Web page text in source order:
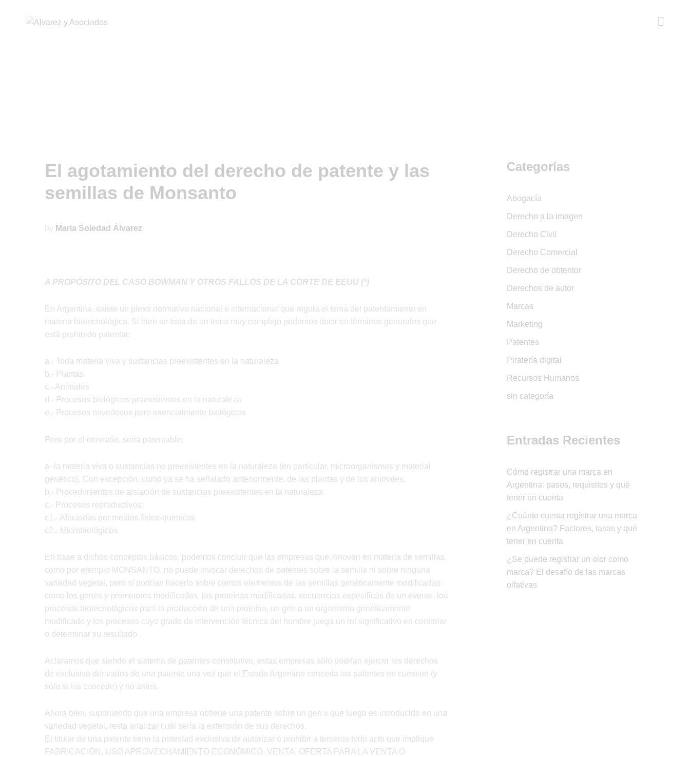
El agotamiento del derecho de patente y las
semillas de Monsanto
Maria Soledad Álvarez
A PROPÓSITO DEL CASO BOWMAN Y OTROS FALLOS DE LA CORTE DE EEUU (*)
En Argentina, existe un plexo normativo nacional e internacional que regula el tema del patentamiento en
materia biotecnológica. Si bien se trata de un tema muy complejo podemos decir en términos generales que
está prohibido patentar:
a.- Toda materia viva y sustancias preexistentes en la naturaleza
b.- Plantas
c.- Animales
d.- Procesos biológicos preexistentes en la naturaleza
e.- Procesos novedosos pero esencialmente biológicos
Pero por el contrario, sería patentable:
a- la materia viva o sustancias no preexistentes en la naturaleza (en particular, microorganismos y material
genético). Con excepción, como ya se ha señalado anteriormente, de las plantas y de los animales.
b.- Procedimientos de aislación de sustancias preexistentes en la naturaleza
c.- Procesos reproductivos:
c1.- Afectados por medios físico-químicos
c2.- Microbiológicos
En base a dichos conceptos básicos, podemos concluir que las empresas que innovan en materia de semillas,
como por ejemplo MONSANTO, no puede invocar derechos de patentes sobre la semilla ni sobre ninguna
variedad vegetal, pero sí podrían hacerlo sobre ciertos elementos de las semillas genéticamente modificadas
como los genes y promotores modificados, las proteínas modificadas, secuencias específicas de un evento, los
procesos biotecnológicos para la producción de una proteína, un gen o un organismo genéticamente
modificado y los procesos cuyo grado de intervención técnica del hombre juega un rol significativo en controlar
o determinar su resultado .
Aclaramos que siendo el sistema de patentes constitutivo, estas empresas sólo podrían ejercer los derechos
de exclusiva derivados de una patente una vez que el Estado Argentino conceda las patentes en cuestión (y
sólo si las concede) y no antes.
Ahora bien, suponiendo que una empresa obtiene una patente sobre un gen x que luego es introducido en una
variedad vegetal, resta analizar cuál sería la extensión de sus derechos.
El titular de una patente tiene la potestad exclusiva de autorizar o prohibir a terceros todo acto que implique
FABRICACIÓN, USO APROVECHAMIENTO ECONÓMICO, VENTA, OFERTA PARA LA VENTA O
Categorías
Abogacía
Derecho a la imagen
Derecho Civil
Derecho Comercial
Derecho de obtentor
Derechos de autor
Marcas
Marketing
Patentes
Piratería digital
Recursos Humanos
sin categoría
Entradas Recientes
Cómo registrar una marca en
Argentina: pasos, requisitos y qué
tener en cuenta
¿Cuánto cuesta registrar una marca
en Argentina? Factores, tasas y qué
tener en cuenta
¿Se puede registrar un olor como
marca? El desafío de las marcas
olfativas